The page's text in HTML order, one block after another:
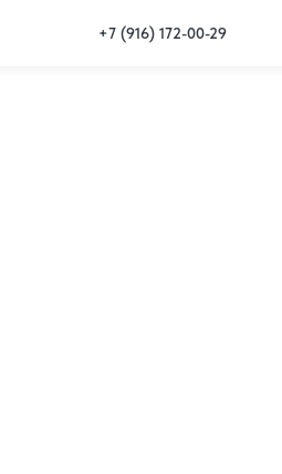
+7 (916) 172-00-29